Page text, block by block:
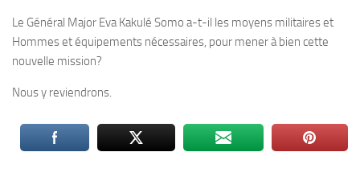
Le Général Major Eva Kakulé Somo a-t-il les moyens militaires et
Hommes et équipements nécessaires, pour mener à bien cette
nouvelle mission?
Nous y reviendrons.